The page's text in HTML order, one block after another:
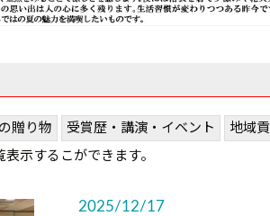
贈り物 受賞歴・講演・イベント 地域
示するこができます。
2025/12/17